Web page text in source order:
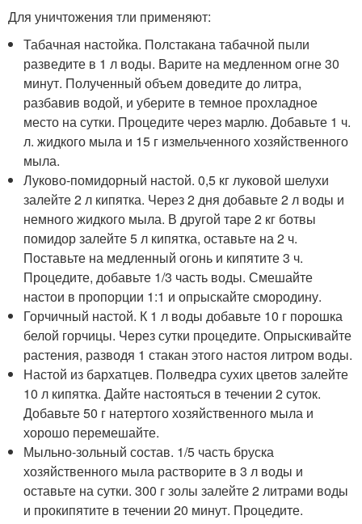
Для уничтожения тли применяют:
Табачная настойка. Полстакана табачной пыли
разведите в 1 л воды. Варите на медленном огне 30
минут. Полученный объем доведите до литра,
разбавив водой, и уберите в темное прохладное
место на сутки. Процедите через марлю. Добавьте 1 ч.
л. жидкого мыла и 15 г измельченного хозяйственного
мыла.
Луково-помидорный настой. 0,5 кг луковой шелухи
залейте 2 л кипятка. Через 2 дня добавьте 2 л воды и
немного жидкого мыла. В другой таре 2 кг ботвы
помидор залейте 5 л кипятка, оставьте на 2 ч.
Поставьте на медленный огонь и кипятите 3 ч.
Процедите, добавьте 1/3 часть воды. Смешайте
настои в пропорции 1:1 и опрыскайте смородину.
Горчичный настой. К 1 л воды добавьте 10 г порошка
белой горчицы. Через сутки процедите. Опрыскивайте
растения, разводя 1 стакан этого настоя литром воды.
Настой из бархатцев. Полведра сухих цветов залейте
10 л кипятка. Дайте настояться в течении 2 суток.
Добавьте 50 г натертого хозяйственного мыла и
хорошо перемешайте.
Мыльно-зольный состав. 1/5 часть бруска
хозяйственного мыла растворите в 3 л воды и
оставьте на сутки. 300 г золы залейте 2 литрами воды
и прокипятите в течении 20 минут. Процедите.